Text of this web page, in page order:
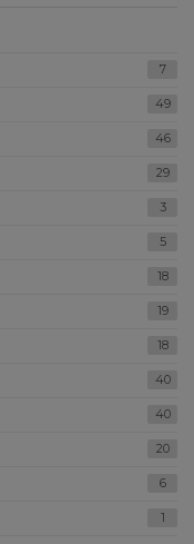
7
49
46
29
3
5
18
19
18
40
40
20
6
1